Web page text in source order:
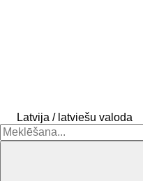
Latvija / latviešu valoda